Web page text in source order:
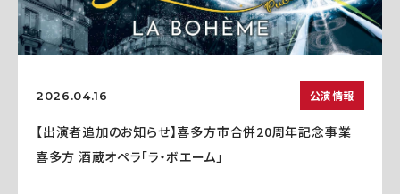
2026.04.16 公演情報
【出演者追加のお知らせ】喜多方市合併20周年記念事業
喜多方 酒蔵オペラ「ラ・ボエーム」